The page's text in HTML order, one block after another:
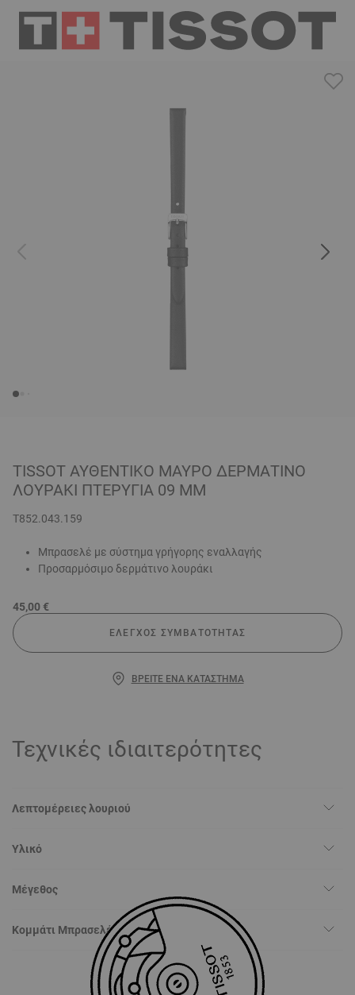
TISSOT ΑΥΘΕΝΤΙΚΌ ΜΑΎΡΟ ΔΕΡΜΆΤΙΝΟ
ΛΟΥΡΆΚΙ ΠΤΕΡΎΓΙΑ 09 MM
T852.043.159
Μπρασελέ με σύστημα γρήγορης εναλλαγής
Προσαρμόσιμο δερμάτινο λουράκι
45,00 €
ΈΛΕΓΧΟΣ ΣΥΜΒΑΤΌΤΗΤΑΣ
ΒΡΕΊΤΕ ΈΝΑ ΚΑΤΆΣΤΗΜΑ
Τεχνικές ιδιαιτερότητες
Λεπτομέρειες λουριού
Υλικό
Μέγεθος
Κομμάτι Μπρασελέ